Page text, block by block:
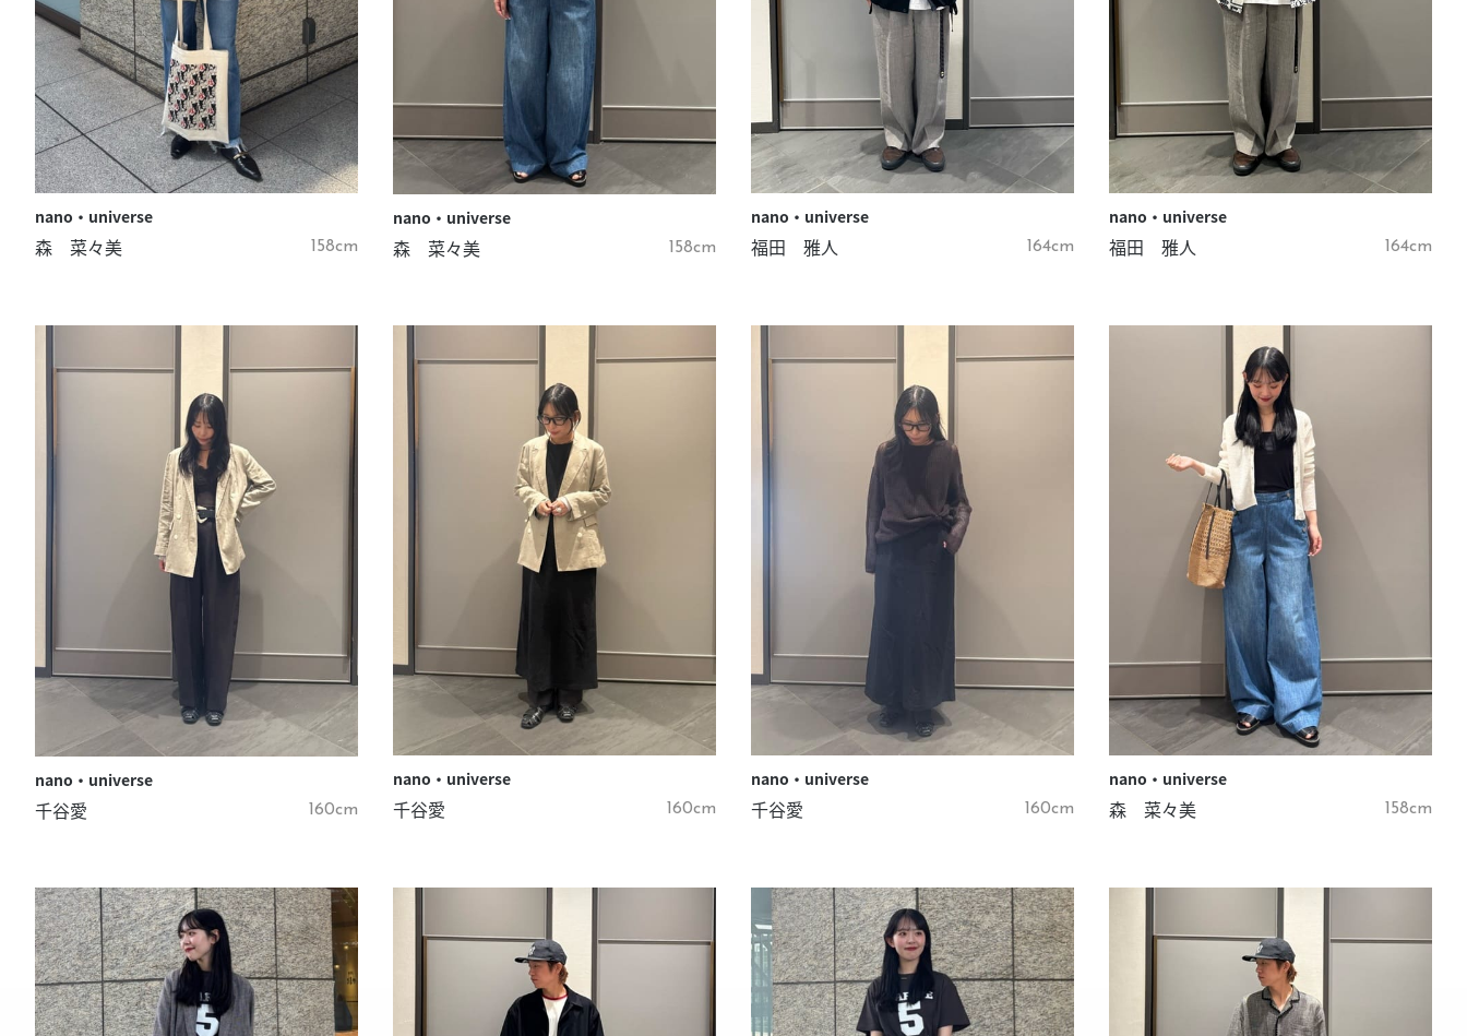
nano・universe
森 菜々美 158cm
nano・universe
森 菜々美 158cm
nano・universe
福田 雅人 164cm
nano・universe
福田 雅人 164cm
nano・universe
千谷愛 160cm
nano・universe
千谷愛 160cm
nano・universe
千谷愛 160cm
nano・universe
森 菜々美 158cm